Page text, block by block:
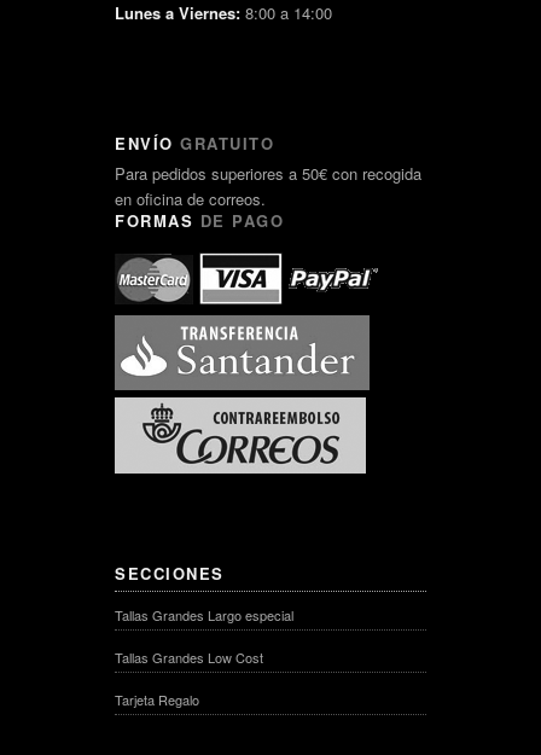
Lunes a Viernes: 8:00 a 14:00
ENVÍO GRATUITO
Para pedidos superiores a 50€ con recogida
en oficina de correos.
FORMAS DE PAGO
SECCIONES
Tallas Grandes Largo especial
Tallas Grandes Low Cost
Tarjeta Regalo